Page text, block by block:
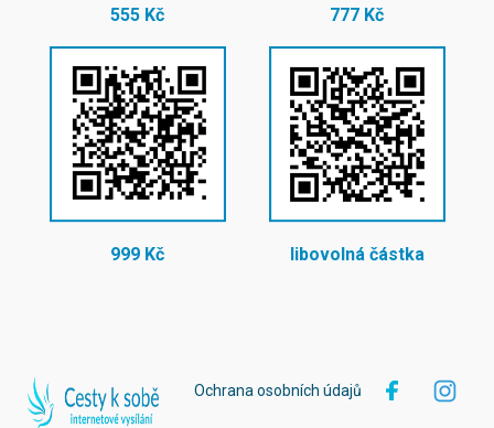
555 Kč 777 Kč
999 Kč libovolná částka
Ochrana osobních údajů